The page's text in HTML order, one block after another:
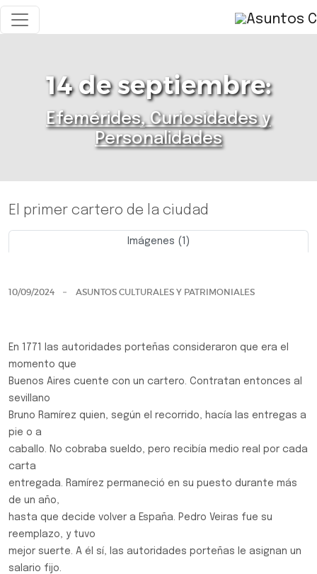
14 de septiembre:
Efemérides, Curiosidades y
Personalidades
El primer cartero de la ciudad
Imágenes (1)
10/09/2024 ASUNTOS CULTURALES Y PATRIMONIALES
En 1771 las autoridades porteñas consideraron que era el
momento que
Buenos Aires cuente con un cartero. Contratan entonces al
sevillano
Bruno Ramírez quien, según el recorrido, hacía las entregas a
pie o a
caballo. No cobraba sueldo, pero recibía medio real por cada
carta
entregada. Ramírez permaneció en su puesto durante más
de un año,
hasta que decide volver a España. Pedro Veiras fue su
reemplazo, y tuvo
mejor suerte. A él sí, las autoridades porteñas le asignan un
salario fijo.